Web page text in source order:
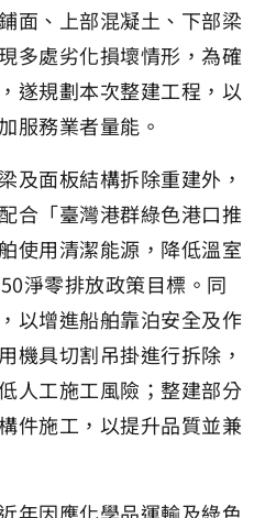
面、上部混凝土、下部梁
多處劣化損壞情形，為確
遂規劃本次整建工程，以
服務業者量能。
及面板結構拆除重建外，
合「臺灣港群綠色港口推
使用清潔能源，降低溫室
淨零排放政策目標。同
以增進船舶靠泊安全及作
機具切割吊掛進行拆除，
人工施工風險；整建部分
件施工，以提升品質並兼